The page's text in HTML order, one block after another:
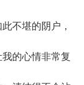
不堪的阴户，
的心情非常复